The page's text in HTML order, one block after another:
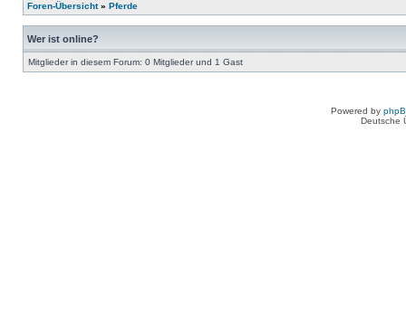
Foren-Übersicht» Pferde
Wer ist online?
Mitglieder in diesem Forum: 0 Mitglieder und 1 Gast
Powered by
Deutsche